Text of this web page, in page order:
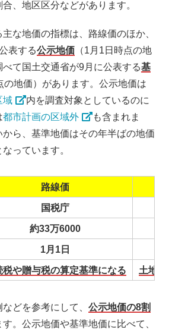
、地区区分などがあります。
な地価の指標は、路線価のほか、
表する公示地価（1月1日時点の地
て国土交通省が9月に公表する基
の地価）があります。公示地価は
域
内を調査対象としているのに
都市計画の区域外
も含まれま
ら、基準地価はその年半ばの地価
っています。
路線価
国税庁
約33万6000
1月1日
税や贈与税の算定基準になる 土地
どを参考にして、 公示地価の8割
。公示地価や基準地価に比べて、